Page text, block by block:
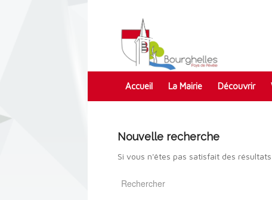
Accueil La Mairie Découvrir
Nouvelle recherche
Si vous n'êtes pas satisfait des